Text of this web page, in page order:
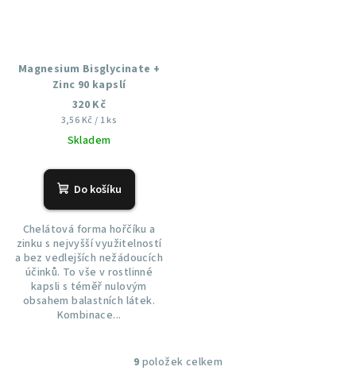
Magnesium Bisglycinate +
Zinc 90 kapslí
320 Kč
Měrná
cena:
3,56 Kč / 1 ks
Skladem
Do košíku
Chelátová forma hořčíku a
zinku s nejvyšší využitelností
a bez vedlejších nežádoucích
účinků. To vše v rostlinné
kapsli s téměř nulovým
obsahem balastních látek.
Kombinace...
O
9 položek celkem